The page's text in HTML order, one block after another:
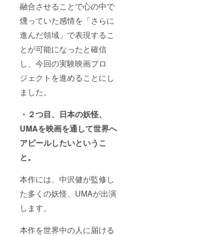
融合させることで心の中で
燻っていた感情を「さらに
進んだ領域」で表現するこ
とが可能になったと確信
し、今回の実験映画プロ
ジェクトを進めることにし
ました。
・２つ目、日本の妖怪、
UMAを映画を通して世界へ
アピールしたいというこ
と。
本作には、中沢健が監修し
た多くの妖怪、UMAが出演
します。
本作を世界中の人に届ける